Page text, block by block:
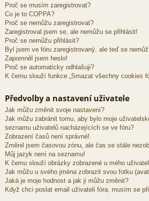
Proč se musím zaregistrovat?
Co je to COPPA?
Proč se nemůžu zaregistrovat?
Zaregistroval jsem se, ale nemůžu se přihlásit!
Proč se nemůžu přihlásit?
Byl jsem ve fóru zaregistrovaný, ale teď se
Zapomněl jsem heslo!
Proč se automaticky odhlašuji?
K čemu slouží funkce „Smazat všechny cookies
Předvolby a nastavení uživatele
Jak můžu změnit svoje nastavení?
Jak můžu zabránit tomu, aby bylo moje
seznamu uživatelů nacházejících se ve fóru?
Zobrazení časů není správné!
Změnil jsem časovou zónu, ale čas se stále
Můj jazyk není na seznamu!
K čemu slouží obrázky zobrazené u mého
Jak můžu u svého jména zobrazit svou fotku
Jaká je moje hodnost a jak ji můžu změnit?
Když chci poslat email uživateli fóra, musím se